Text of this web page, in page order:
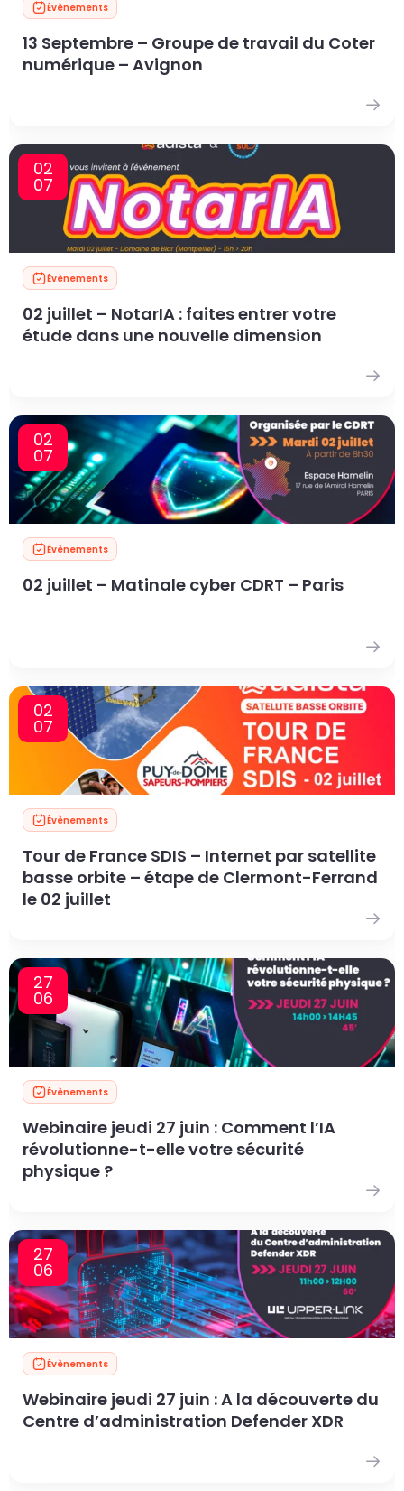
Évènements
13 Septembre – Groupe de travail du Coter
numérique – Avignon
02
07
Évènements
02 juillet – NotarIA : faites entrer votre
étude dans une nouvelle dimension
02
07
Évènements
02 juillet – Matinale cyber CDRT – Paris
02
07
Évènements
Tour de France SDIS – Internet par satellite
basse orbite – étape de Clermont-Ferrand
le 02 juillet
27
06
Évènements
Webinaire jeudi 27 juin : Comment l’IA
révolutionne-t-elle votre sécurité
physique ?
27
06
Évènements
Webinaire jeudi 27 juin : A la découverte du
Centre d’administration Defender XDR